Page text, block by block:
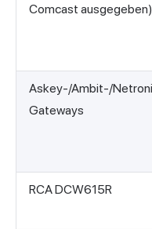
Comcast ausgegeben)
Askey-/Ambit-/
Gateways
RCA DCW615R